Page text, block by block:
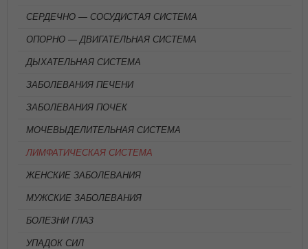
СЕРДЕЧНО — СОСУДИСТАЯ СИСТЕМА
ОПОРНО — ДВИГАТЕЛЬНАЯ СИСТЕМА
ДЫХАТЕЛЬНАЯ СИСТЕМА
ЗАБОЛЕВАНИЯ ПЕЧЕНИ
ЗАБОЛЕВАНИЯ ПОЧЕК
МОЧЕВЫДЕЛИТЕЛЬНАЯ СИСТЕМА
ЛИМФАТИЧЕСКАЯ СИСТЕМА
ЖЕНСКИЕ ЗАБОЛЕВАНИЯ
МУЖСКИЕ ЗАБОЛЕВАНИЯ
БОЛЕЗНИ ГЛАЗ
УПАДОК СИЛ